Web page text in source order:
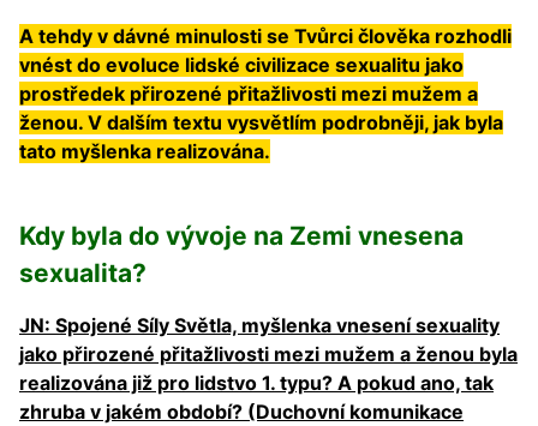
A tehdy v dávné minulosti se Tvůrci člověka rozhodli
vnést do evoluce lidské civilizace sexualitu jako
prostředek přirozené přitažlivosti mezi mužem a
ženou. V dalším textu vysvětlím podrobněji, jak byla
tato myšlenka realizována.
Kdy byla do vývoje na Zemi vnesena
sexualita?
JN: Spojené Síly Světla, myšlenka vnesení sexuality
jako přirozené přitažlivosti mezi mužem a ženou byla
realizována již pro lidstvo 1. typu? A pokud ano, tak
zhruba v jakém období? (Duchovní komunikace